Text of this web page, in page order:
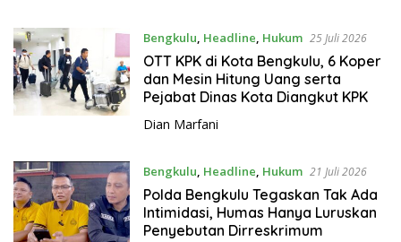
Bengkulu Headline Hukum 25 Juli 2026
OTT KPK di Kota Bengkulu, 6 Koper
dan Mesin Hitung Uang serta
Pejabat Dinas Kota Diangkut KPK
Dian Marfani
Bengkulu Headline Hukum 21 Juli 2026
Polda Bengkulu Tegaskan Tak Ada
Intimidasi, Humas Hanya Luruskan
Penyebutan Dirreskrimum